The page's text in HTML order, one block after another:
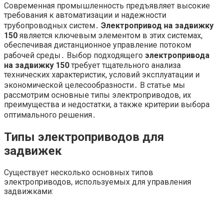
Современная промышленность предъявляет высокие
требования к автоматизации и надежности
трубопроводных систем․ Электропривод на задвижку
150 является ключевым элементом в этих системах,
обеспечивая дистанционное управление потоком
рабочей среды․ Выбор подходящего электропривода
на задвижку 150 требует тщательного анализа
технических характеристик, условий эксплуатации и
экономической целесообразности․ В статье мы
рассмотрим основные типы электроприводов, их
преимущества и недостатки, а также критерии выбора
оптимального решения․
Типы электроприводов для
задвижек
Существует несколько основных типов
электроприводов, используемых для управления
задвижками: